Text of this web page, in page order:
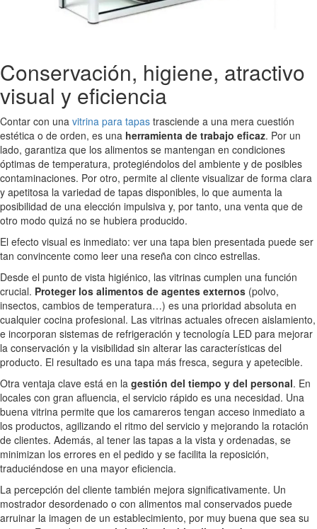
Conservación, higiene, atractivo
visual y eficiencia
Contar con una vitrina para tapas trasciende a una mera cuestión
estética o de orden, es una herramienta de trabajo eficaz. Por un
lado, garantiza que los alimentos se mantengan en condiciones
óptimas de temperatura, protegiéndolos del ambiente y de posibles
contaminaciones. Por otro, permite al cliente visualizar de forma clara
y apetitosa la variedad de tapas disponibles, lo que aumenta la
posibilidad de una elección impulsiva y, por tanto, una venta que de
otro modo quizá no se hubiera producido.
El efecto visual es inmediato: ver una tapa bien presentada puede ser
tan convincente como leer una reseña con cinco estrellas.
Desde el punto de vista higiénico, las vitrinas cumplen una función
crucial. Proteger los alimentos de agentes externos (polvo,
insectos, cambios de temperatura…) es una prioridad absoluta en
cualquier cocina profesional. Las vitrinas actuales ofrecen aislamiento,
e incorporan sistemas de refrigeración y tecnología LED para mejorar
la conservación y la visibilidad sin alterar las características del
producto. El resultado es una tapa más fresca, segura y apetecible.
Otra ventaja clave está en la gestión del tiempo y del personal. En
locales con gran afluencia, el servicio rápido es una necesidad. Una
buena vitrina permite que los camareros tengan acceso inmediato a
los productos, agilizando el ritmo del servicio y mejorando la rotación
de clientes. Además, al tener las tapas a la vista y ordenadas, se
minimizan los errores en el pedido y se facilita la reposición,
traduciéndose en una mayor eficiencia.
La percepción del cliente también mejora significativamente. Un
mostrador desordenado o con alimentos mal conservados puede
arruinar la imagen de un establecimiento, por muy buena que sea su